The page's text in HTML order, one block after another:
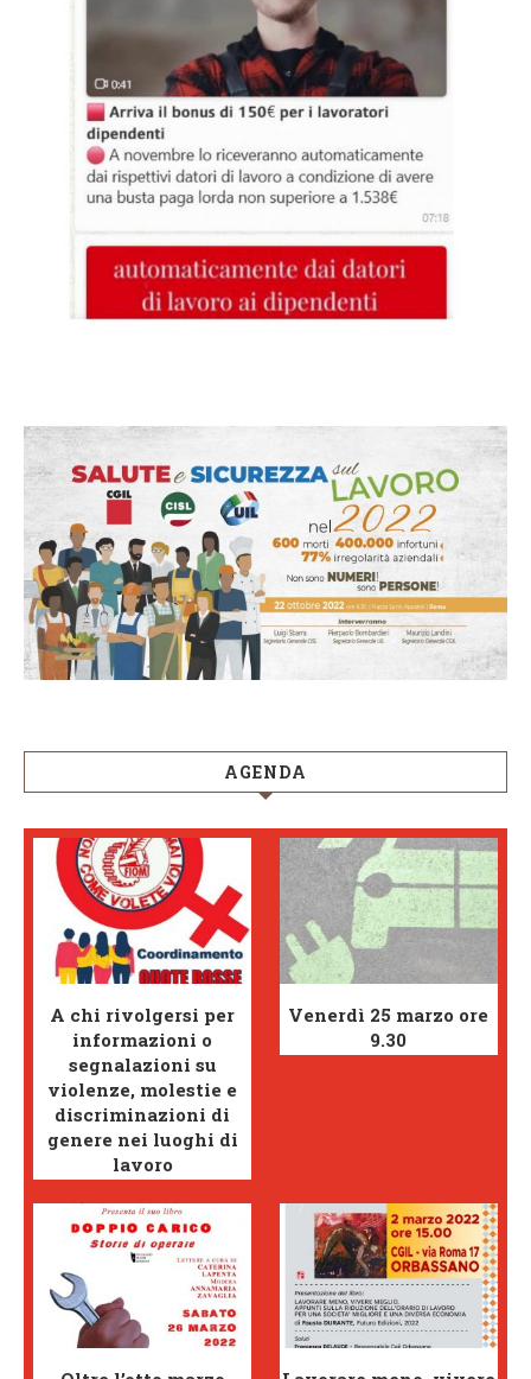
AGENDA
A chi rivolgersi per
informazioni o
segnalazioni su
violenze, molestie e
discriminazioni di
genere nei luoghi di
lavoro
Venerdì 25 marzo ore
9.30